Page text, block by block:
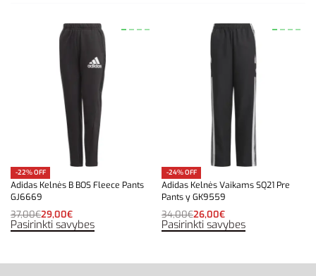
-22% OFF
Adidas Kelnės B BOS Fleece Pants
GJ6669
37,00€29,00€
Pasirinkti savybes
-24% OFF
Adidas Kelnės Vaikams SQ21 Pre
Pants y GK9559
34,00€26,00€
Pasirinkti savybes